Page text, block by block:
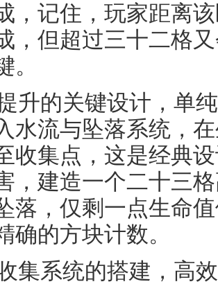
，记住，玩家距离
，但超过三十二格
。
升的关键设计，单
水流与坠落系统，
收集点，这是经典
，建造一个二十三
落，仅剩一点生命
确的方块计数。
集系统的搭建，高